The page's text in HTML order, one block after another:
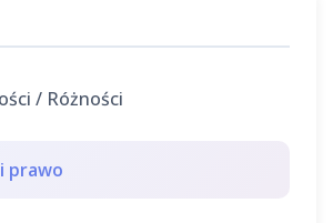
/ Różności
prawo